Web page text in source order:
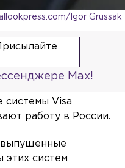
Igor Grussak
Max!
Visa
работу в России.
выпущенные
этих систем